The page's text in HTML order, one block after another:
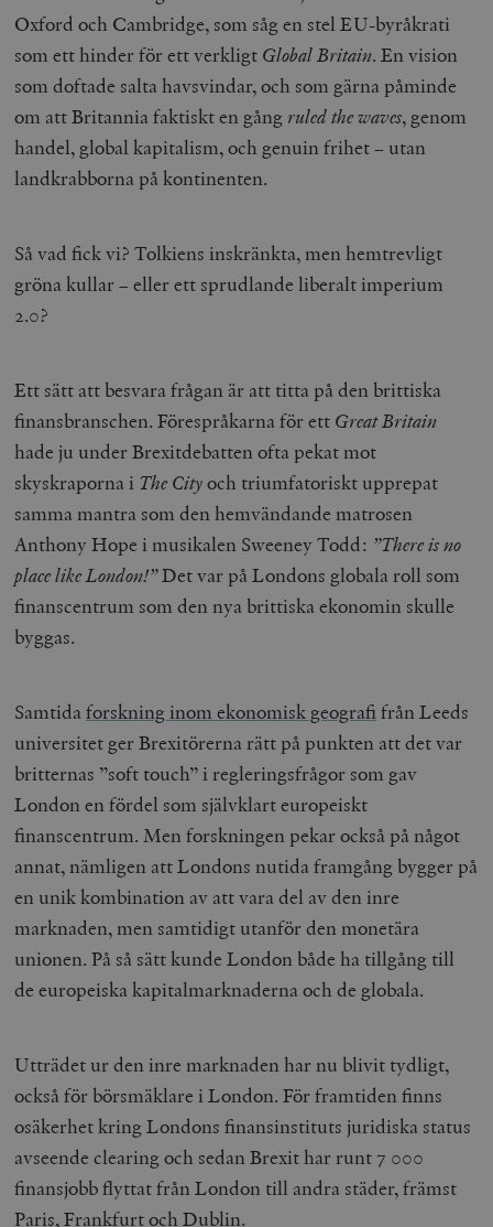
Oxford och Cambridge, som såg en stel EU-byråkrati
som ett hinder för ett verkligt Global Britain. En vision
som doftade salta havsvindar, och som gärna påminde
om att Britannia faktiskt en gång ruled the waves, genom
handel, global kapitalism, och genuin frihet – utan
landkrabborna på kontinenten.
Så vad fick vi? Tolkiens inskränkta, men hemtrevligt
gröna kullar – eller ett sprudlande liberalt imperium
2.0?
Ett sätt att besvara frågan är att titta på den brittiska
finansbranschen. Förespråkarna för ett Great Britain
hade ju under Brexitdebatten ofta pekat mot
skyskraporna i The Cityoch triumfatoriskt upprepat
samma mantra som den hemvändande matrosen
Anthony Hope i musikalen Sweeney Todd: ”There is no
place like London!”Det var på Londons globala roll som
finanscentrum som den nya brittiska ekonomin skulle
byggas.
Samtidaforskning inom ekonomisk geografifrån Leeds
universitet ger Brexitörerna rätt på punkten att det var
britternas ”soft touch” i regleringsfrågor som gav
London en fördel som självklart europeiskt
finanscentrum. Men forskningen pekar också på något
annat, nämligen att Londons nutida framgång bygger på
en unik kombination av att vara del av den inre
marknaden, men samtidigt utanför den monetära
unionen. På så sätt kunde London både ha tillgång till
de europeiska kapitalmarknaderna och de globala.
Utträdet ur den inre marknaden har nu blivit tydligt,
också för börsmäklare i London. För framtiden finns
osäkerhet kring Londons finansinstituts juridiska status
avseende clearing och sedan Brexit har runt 7 000
finansjobb flyttat från London till andra städer, främst
Paris, Frankfurt och Dublin.